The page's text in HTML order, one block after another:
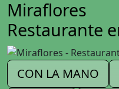
Miraflores
Restaurante
CON LA MANO